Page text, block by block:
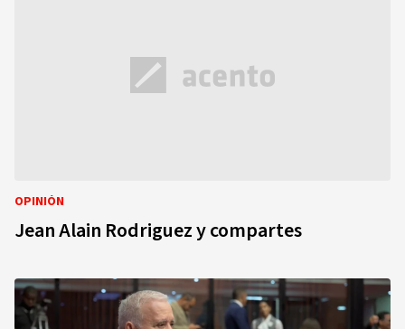
OPINIÓN
Jean Alain Rodriguez y compartes